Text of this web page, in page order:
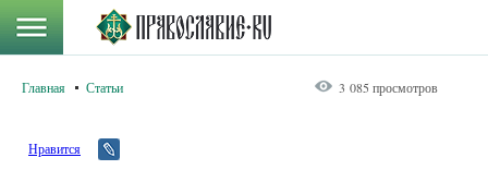
Главная Статьи 3 085 просмотров
Нравится